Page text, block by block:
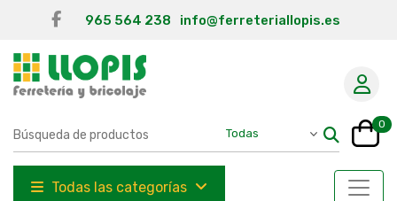
965 564 238 info@ferreteriallopis.es
0
Todas las categorías